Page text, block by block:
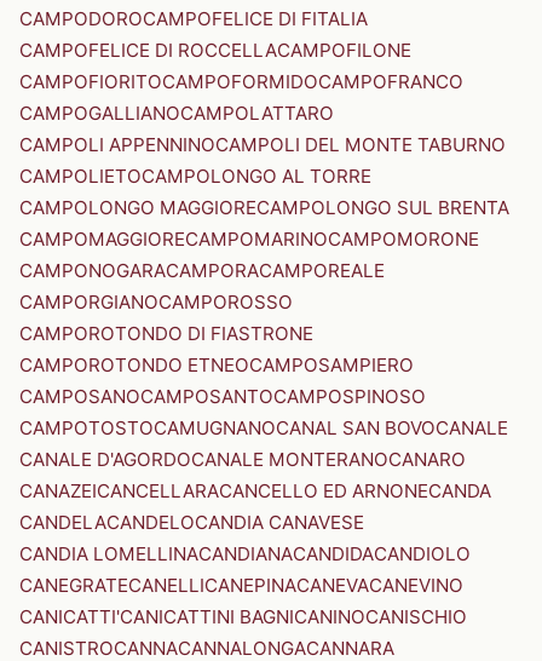
CAMPODOROCAMPOFELICE DI FITALIA
CAMPOFELICE DI ROCCELLACAMPOFILONE
CAMPOFIORITOCAMPOFORMIDOCAMPOFRANCO
CAMPOGALLIANOCAMPOLATTARO
CAMPOLI APPENNINOCAMPOLI DEL MONTE TABURNO
CAMPOLIETOCAMPOLONGO AL TORRE
CAMPOLONGO MAGGIORECAMPOLONGO SUL BRENTA
CAMPOMAGGIORECAMPOMARINOCAMPOMORONE
CAMPONOGARACAMPORACAMPOREALE
CAMPORGIANOCAMPOROSSO
CAMPOROTONDO DI FIASTRONE
CAMPOROTONDO ETNEOCAMPOSAMPIERO
CAMPOSANOCAMPOSANTOCAMPOSPINOSO
CAMPOTOSTOCAMUGNANOCANAL SAN BOVOCANALE
CANALE D'AGORDOCANALE MONTERANOCANARO
CANAZEICANCELLARACANCELLO ED ARNONECANDA
CANDELACANDELOCANDIA CANAVESE
CANDIA LOMELLINACANDIANACANDIDACANDIOLO
CANEGRATECANELLICANEPINACANEVACANEVINO
CANICATTI'CANICATTINI BAGNICANINOCANISCHIO
CANISTROCANNACANNALONGACANNARA